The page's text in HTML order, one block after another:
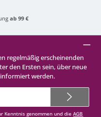
ab 99 €
regelmäßig erscheinenden
den Ersten sein, über neue
werden.
Kenntnis genommen und dieAGB